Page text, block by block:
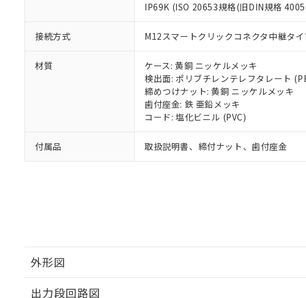
IP69K (ISO 20653規格(旧DIN規格
接続方式 M12スマートクリックコネクタ中継タ
材質
ケース: 黄銅 ニッケルメッキ
検出面: ポリブチレンテレフタレート
締めつけナット: 黄銅 ニッケルメッキ
歯付座金: 鉄 亜鉛メッキ
コード: 塩化ビニル (PVC)
付属品 取扱説明書、締付ナット、歯付座金
外形図
出力段回路図